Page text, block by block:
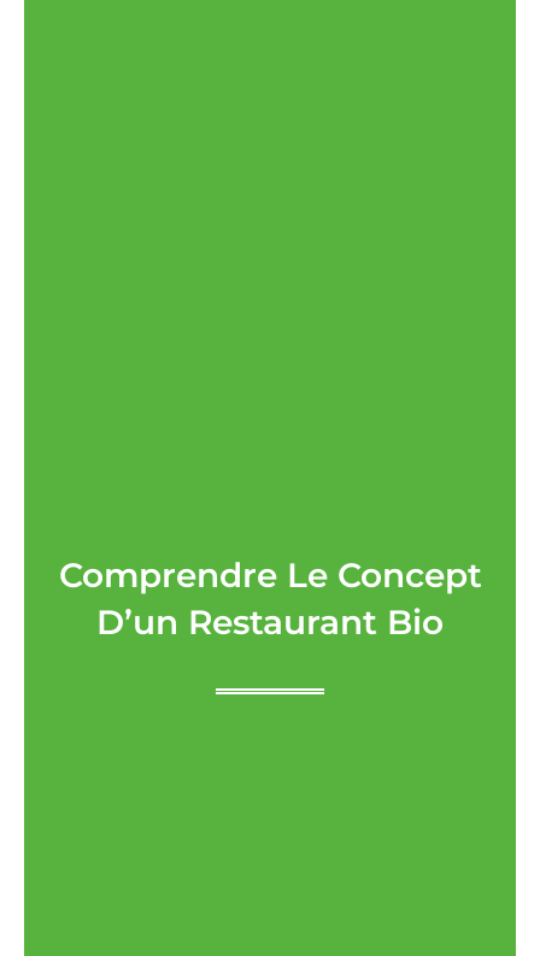
Comprendre Le Concept
D’un Restaurant Bio